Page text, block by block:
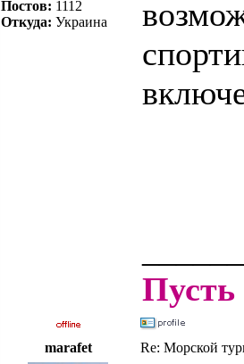
Постов: 1112
Откуда: Украина
Пусть
marafet Re: Морской